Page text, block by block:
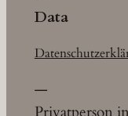
Data
—
Privatperson